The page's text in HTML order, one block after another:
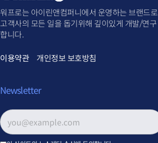
워프로는 아이린앤컴퍼니에서 운영하는 브랜드로
고객사의 모든 일을 돕기위해 깊이있게 개발/연구
합니다.
이용약관
개인정보 보호방침
Newsletter
이메일 주소*